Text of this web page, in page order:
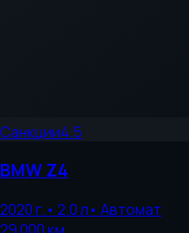
Санкции4.5
BMWZ4
2020г.• 2.0л• Автомат